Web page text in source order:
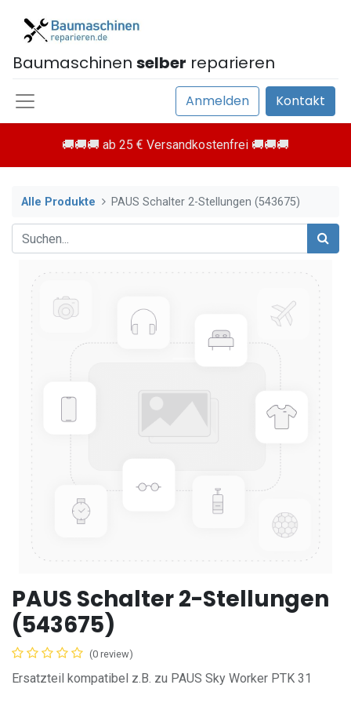
Baumaschinen selber reparieren
Anmelden Kontakt
🚚🚚🚚 ab 25 € Versandkostenfrei 🚚🚚🚚
Alle Produkte PAUS Schalter 2-Stellungen (543675)
PAUS Schalter 2-Stellungen
(543675)
(0 review)
Ersatzteil kompatibel z.B. zu PAUS Sky Worker PTK 31